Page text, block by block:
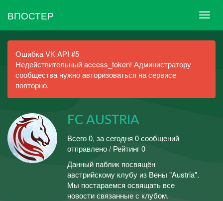
ВПОСТЕР
Ошибка VK API #5
Недействительный access_token! Администратору
сообщества нужно авторизоваться на сервисе
повторно.
FC AUSTRIA
Всего 0, за сегодня 0 сообщений
отправлено / Рейтинг 0
Данный паблик посвящён
австрийскому клубу из Вены "Austria".
Мы постараемся освящать все
новости связанные с клубом.